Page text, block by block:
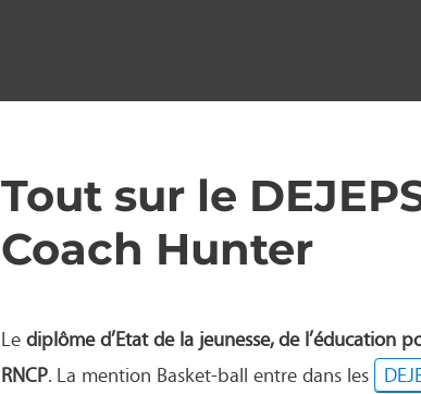
Tout sur le
Coach Hunter
Lediplôme d’Etat de la jeunesse, de l’éducation
RNCP. La mention Basket-ball entre dans les